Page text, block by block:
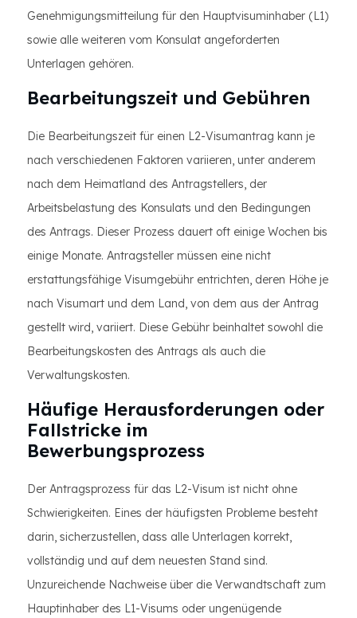
Genehmigungsmitteilung für den Hauptvisuminhaber (L1)
sowie alle weiteren vom Konsulat angeforderten
Unterlagen gehören.
Bearbeitungszeit und Gebühren
Die Bearbeitungszeit für einen L2-Visumantrag kann je
nach verschiedenen Faktoren variieren, unter anderem
nach dem Heimatland des Antragstellers, der
Arbeitsbelastung des Konsulats und den Bedingungen
des Antrags. Dieser Prozess dauert oft einige Wochen bis
einige Monate. Antragsteller müssen eine nicht
erstattungsfähige Visumgebühr entrichten, deren Höhe je
nach Visumart und dem Land, von dem aus der Antrag
gestellt wird, variiert. Diese Gebühr beinhaltet sowohl die
Bearbeitungskosten des Antrags als auch die
Verwaltungskosten.
Häufige Herausforderungen oder
Fallstricke im
Bewerbungsprozess
Der Antragsprozess für das L2-Visum ist nicht ohne
Schwierigkeiten. Eines der häufigsten Probleme besteht
darin, sicherzustellen, dass alle Unterlagen korrekt,
vollständig und auf dem neuesten Stand sind.
Unzureichende Nachweise über die Verwandtschaft zum
Hauptinhaber des L1-Visums oder ungenügende